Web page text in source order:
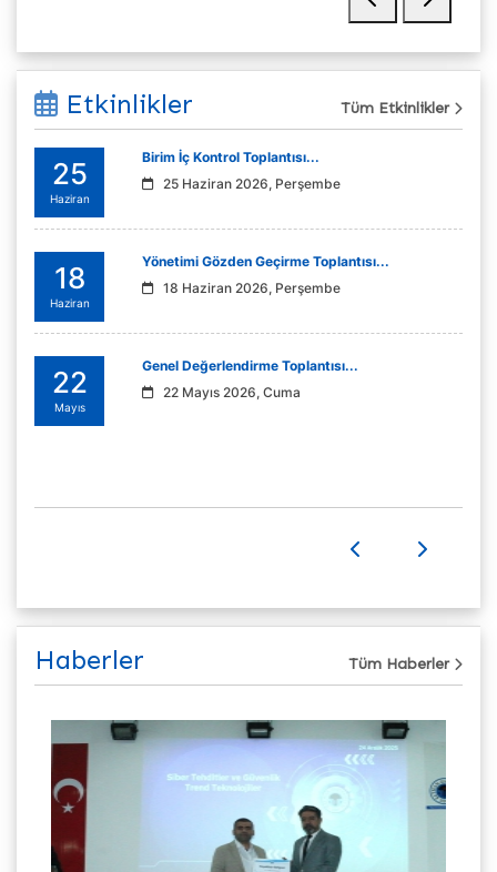
Etkinlikler Tüm Etkinlikler
25
Haziran
Birim İç Kontrol Toplantısı...
25 Haziran 2026, Perşembe
18
Haziran
Yönetimi Gözden Geçirme Toplantısı...
18 Haziran 2026, Perşembe
22
Mayıs
Genel Değerlendirme Toplantısı...
22 Mayıs 2026, Cuma
Haberler Tüm Haberler